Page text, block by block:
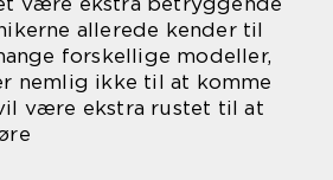
allerede kender til
forskellige modeller,
nemlig ikke til at komme
være ekstra rustet til at